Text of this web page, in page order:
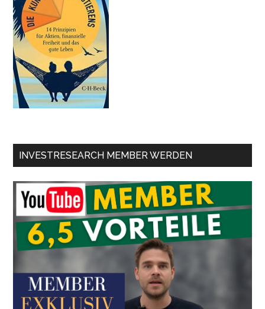
INVESTRESEARCH MEMBER WERDEN